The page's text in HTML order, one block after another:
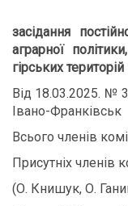
засідання
аграрної
гірських територій
Від
Івано-Франківськ
Всього членів
Присутніх членів
(О. Книшук, О.